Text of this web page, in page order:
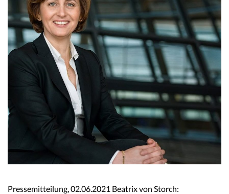
Pressemitteilung, 02.06.2021 Beatrix von Storch: